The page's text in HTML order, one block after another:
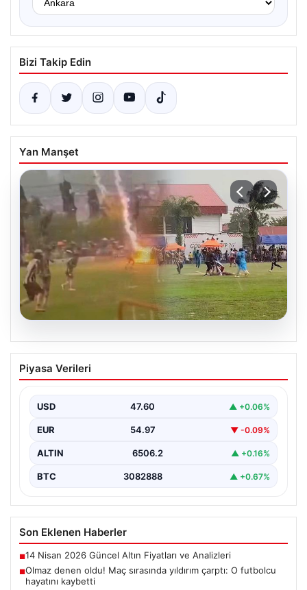
Bizi Takip Edin
Yan Manşet
05.08.2026
Olmaz denen oldu! Maç sırasında
yıldırım çarptı: O futbolcu hayatını
Piyasa Verileri
USD 47.60 ▲ +0.06%
EUR 54.97 ▼ -0.09%
ALTIN 6506.2 ▲ +0.16%
BTC 3082888 ▲ +0.67%
Son Eklenen Haberler
■14 Nisan 2026 Güncel Altın Fiyatları ve Analizleri
■Olmaz denen oldu! Maç sırasında yıldırım çarptı: O futbolcu
hayatını kaybetti